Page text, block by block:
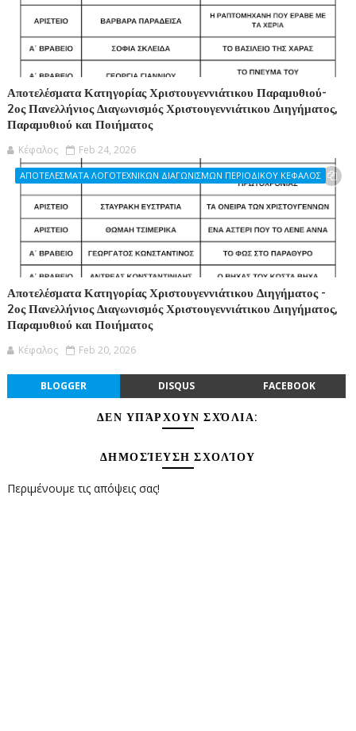
Αποτελέσματα Κατηγορίας Χριστουγεννιάτικου Παραμυθιού-
2ος Πανελλήνιος Διαγωνισμός Χριστουγεννιάτικου Διηγήματος,
Παραμυθιού και Ποιήματος
Κέφαλος Feb 24, 2026
ΑΠΟΤΕΛΕΣΜΑΤΑ ΛΟΓΟΤΕΧΝΙΚΩΝ ΔΙΑΓΩΝΙΣΜΩΝ ΠΕΡΙΟΔΙΚΟΥ ΚΕΦΑΛΟΣ
Αποτελέσματα Κατηγορίας Χριστουγεννιάτικου Διηγήματος -
2ος Πανελλήνιος Διαγωνισμός Χριστουγεννιάτικου Διηγήματος,
Παραμυθιού και Ποιήματος
Κέφαλος Feb 20, 2026
BLOGGER DISQUS FACEBOOK
ΔΕΝ ΥΠΆΡΧΟΥΝ ΣΧΌΛΙΑ:
ΔΗΜΟΣΊΕΥΣΗ ΣΧΟΛΊΟΥ
Περιμένουμε τις απόψεις σας!